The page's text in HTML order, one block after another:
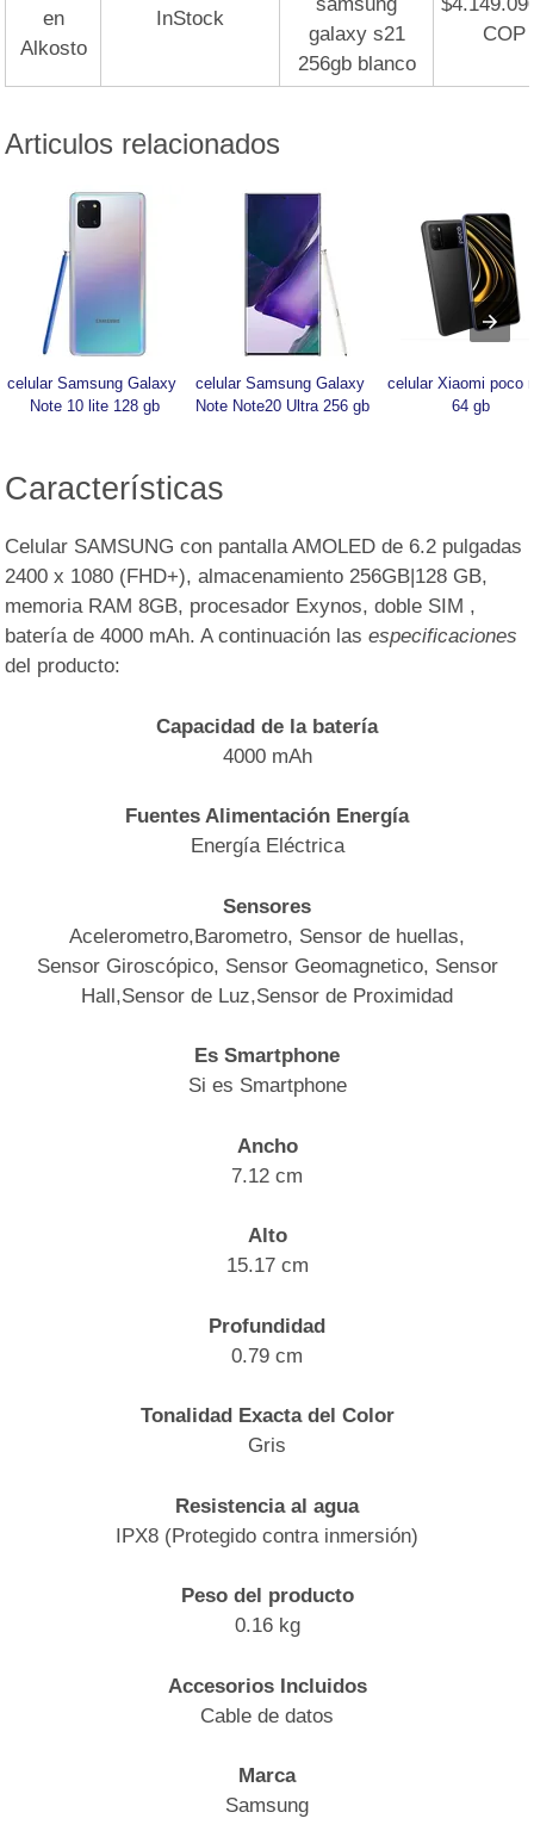
en
Alkosto
InStock
galaxy s21
256gb blanco
COP
Articulos relacionados
celular Samsung Galaxy
Note 10 lite 128 gb
celular Samsung Galaxy
Note Note20 Ultra 256 gb
celular Xiaomi poco
64 gb
Características
Celular SAMSUNG con pantalla AMOLED de 6.2 pulgadas
2400 x 1080 (FHD+), almacenamiento 256GB|128 GB,
memoria RAM 8GB, procesador Exynos, doble SIM ,
batería de 4000 mAh. A continuación lasespecificaciones
del producto:
Capacidad de la batería
4000 mAh
Fuentes Alimentación Energía
Energía Eléctrica
Sensores
Acelerometro,Barometro, Sensor de huellas,
Sensor Giroscópico, Sensor Geomagnetico, Sensor
Hall,Sensor de Luz,Sensor de Proximidad
Es Smartphone
Si es Smartphone
Ancho
7.12 cm
Alto
15.17 cm
Profundidad
0.79 cm
Tonalidad Exacta del Color
Gris
Resistencia al agua
IPX8 (Protegido contra inmersión)
Peso del producto
0.16 kg
Accesorios Incluidos
Cable de datos
Marca
Samsung